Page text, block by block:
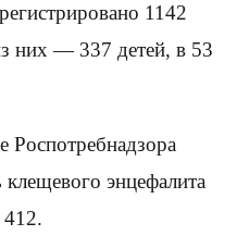
1142
них — 337 детей, в 53
Роспотребнадзора
энцефалита
412.